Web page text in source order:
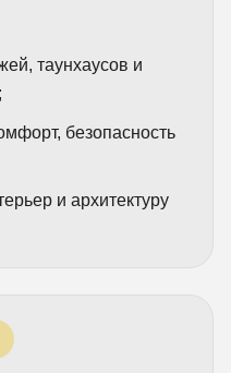
таунхаусов и
безопасность
и архитектуру